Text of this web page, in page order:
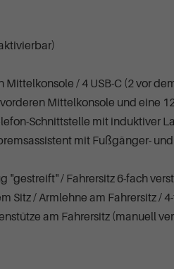
Mittelkonsole / 4 USB-C (2 vor
Mittelkonsole und eine
Schnittstelle mit induktiver
mit Fußgänger-
"gestreift" / Fahrersitz 6-fach
Sitz / Armlehne am Fahrersitz /
am Fahrersitz (manuell